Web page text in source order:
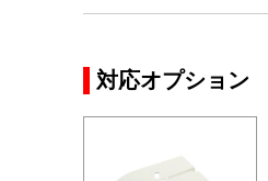
対応オプション